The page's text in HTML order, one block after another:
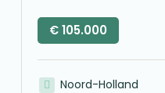
€105.000
Noord-Holland